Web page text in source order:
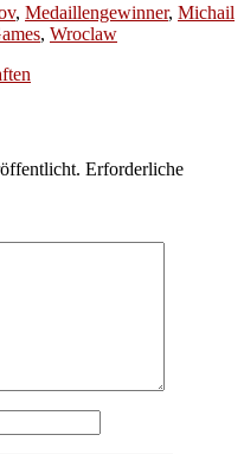
, Medaillengewinner, Michail
, Wroclaw
Erforderliche